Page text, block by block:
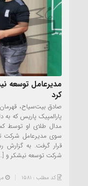
مدیرعامل توسعه
کرد
صادق بیت‌سیاح،
پارالمپیک پاریس که
مدال طلای او توسط
سوی مدیرعامل شرکت
قرار گرفت. به گزارش
شرکت توسعه نیشکر و
کد مطلب : 1581 مهر ۲,